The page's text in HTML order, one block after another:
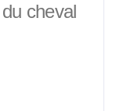
cheval